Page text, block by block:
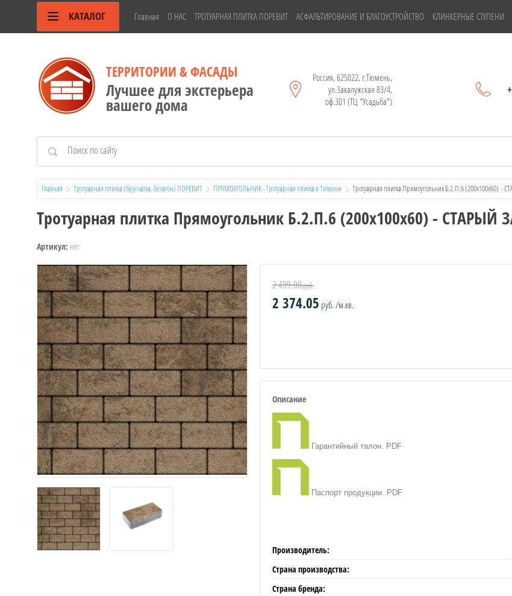
КАТАЛОГ Главная О НАС ТРОТУАРНАЯ ПЛИТКА ПОРЕВИТ АСФАЛЬТИРОВАНИЕ И БЛАГОУСТРОЙСТВО КЛИНКЕРНЫЕ СТУПЕНИ
ТЕРРИТОРИИ & ФАСАДЫ
Лучшее для экстерьера
вашего дома
Россия, 625022, г.Тюмень,
ул.Закалужская 83/4,
оф.301 (ТЦ "Усадьба")
Главная Тротуарная плитка (брусчатка, бехатон) ПОРЕВИТ ПРЯМОУГОЛЬНИК - Тротуарная плитка в Тюмени
Тротуарная плитка Прямоугольник Б.2.П.6 (200х100х60)
Тротуарная плитка Прямоугольник Б.2.П.6 (200х100х60) -
Артикул: нет
2 499.00руб.
2 374.05 руб. /м.кв.
Описание
Гарантийный талон. PDF
Паспорт продукции. PDF
Производитель:
Страна производства:
Страна бренда: